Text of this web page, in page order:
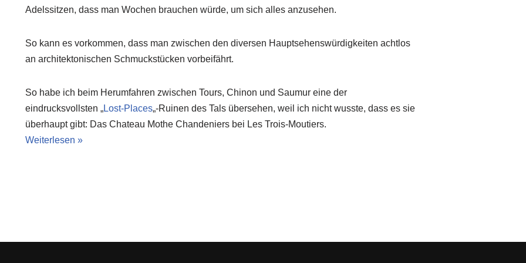
Adelssitzen, dass man Wochen brauchen würde, um sich alles anzusehen.
So kann es vorkommen, dass man zwischen den diversen Hauptsehenswürdigkeiten achtlos
an architektonischen Schmuckstücken vorbeifährt.
So habe ich beim Herumfahren zwischen Tours, Chinon und Saumur eine der
eindrucksvollsten „Lost-Places„-Ruinen des Tals übersehen, weil ich nicht wusste, dass es sie
überhaupt gibt: Das Chateau Mothe Chandeniers bei Les Trois-Moutiers.
Weiterlesen »